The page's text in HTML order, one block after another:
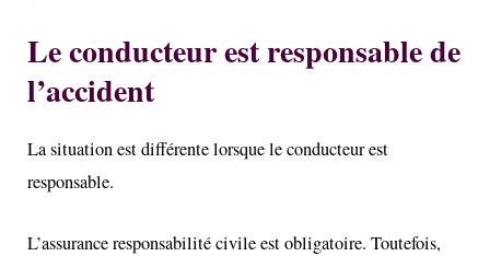
Le conducteur est responsable de
l’accident
La situation est différente lorsque le conducteur est
responsable.
L’assurance responsabilité civile est obligatoire. Toutefois,